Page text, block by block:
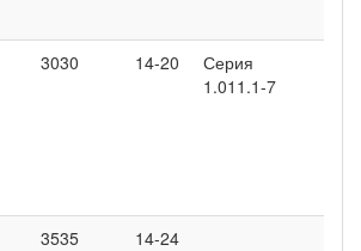
3030 14-20
Серия
1.011.1-7
3535 14-24